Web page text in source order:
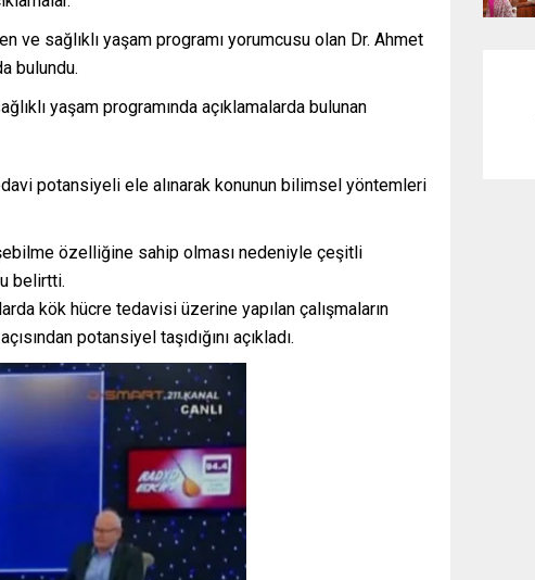
ve sağlıklı yaşam programı yorumcusu olan Dr. Ahmet
bulundu.
yaşam programında açıklamalarda bulunan
potansiyeli ele alınarak konunun bilimsel yöntemleri
özelliğine sahip olması nedeniyle çeşitli
belirtti.
kök hücre tedavisi üzerine yapılan çalışmaların
potansiyel taşıdığını açıkladı.